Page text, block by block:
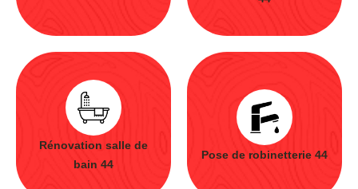
Rénovation salle de
bain 44
Pose de robinetterie 44